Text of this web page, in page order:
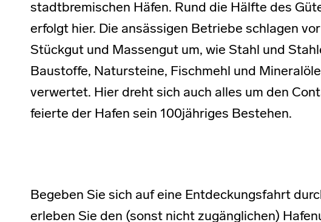
stadtbremischen Häfen. Rund die Hälfte des
erfolgt hier. Die ansässigen Betriebe schlagen
Stückgut und Massengut um, wie Stahl und
Baustoffe, Natursteine, Fischmehl und
verwertet. Hier dreht sich auch alles um den
feierte der Hafen sein 100jähriges Bestehen.
Begeben Sie sich auf eine Entdeckungsfahrt
erleben Sie den (sonst nicht zugänglichen)